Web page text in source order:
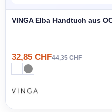
VINGA Elba Handtuch aus
32,85 CHF44,35 CHF